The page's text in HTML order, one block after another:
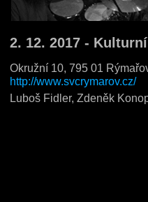
2. 12. 2017 -
Okružní 10, 795 01
http://www.svcrymarov.cz/
Luboš Fidler, Zdeněk